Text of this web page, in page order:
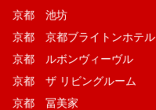
京都 池坊
京都 京都ブライトンホテル
京都 ルボンヴィーヴル
京都 ザ リビングルーム
京都 冨美家